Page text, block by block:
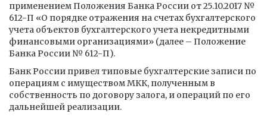
применением Положения Банка России от 25.10.2017 №
612-П «О порядке отражения на счетах бухгалтерского
учета объектов бухгалтерского учета некредитными
финансовыми организациями» (далее – Положение
Банка России № 612-П).
Банк России привел типовые бухгалтерские записи по
операциям с имуществом МКК, полученным в
собственность по договору залога, и операций по его
дальнейшей реализации.